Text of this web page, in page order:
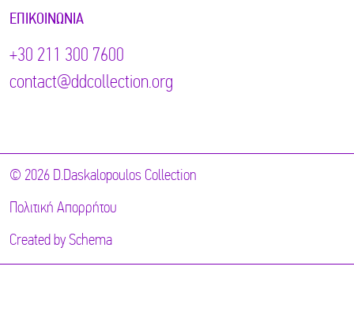
ΕΠΙΚΟΙΝΩΝΊΑ
+30 211 300 7600
contact@ddcollection.org
© 2026 D.Daskalopoulos Collection
Πολιτική Απορρήτου
Created by Schema